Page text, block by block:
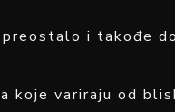
i takođe
koje variraju od